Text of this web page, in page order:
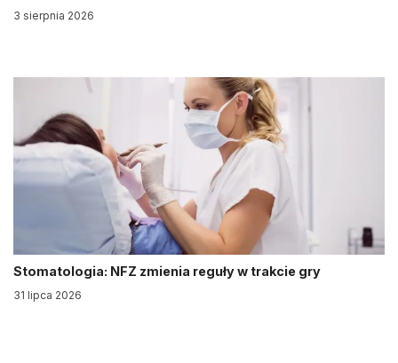
3 sierpnia 2026
Stomatologia: NFZ zmienia reguły w trakcie gry
31 lipca 2026